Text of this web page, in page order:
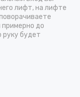
лифт, на лифте
примерно до
руку будет